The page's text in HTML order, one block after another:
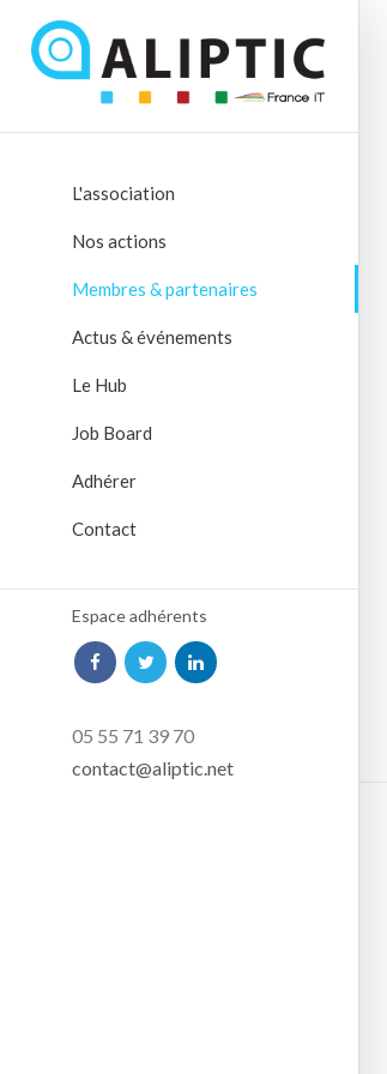
L'association
Nos actions
Membres & partenaires
Actus & événements
Le Hub
Job Board
Adhérer
Contact
Espace adhérents
05 55 71 39 70
contact@aliptic.net